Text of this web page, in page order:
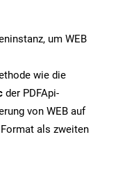
um WEB
wie die
der PDFApi-
von WEB auf
als zweiten